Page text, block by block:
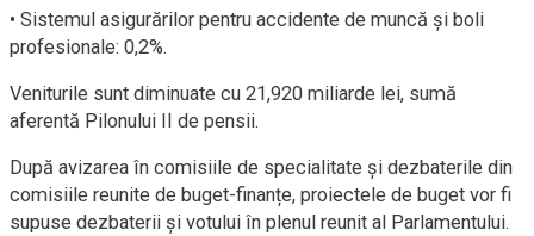
• Sistemul asigurărilor pentru accidente de muncă și boli
profesionale: 0,2%.
Veniturile sunt diminuate cu 21,920 miliarde lei, sumă
aferentă Pilonului II de pensii.
După avizarea în comisiile de specialitate și dezbaterile din
comisiile reunite de buget-finanțe, proiectele de buget vor fi
supuse dezbaterii și votului în plenul reunit al Parlamentului.